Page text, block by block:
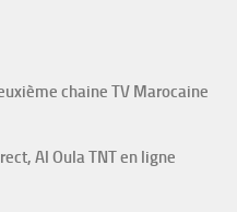
chaine TV Marocaine
Al Oula TNT en ligne